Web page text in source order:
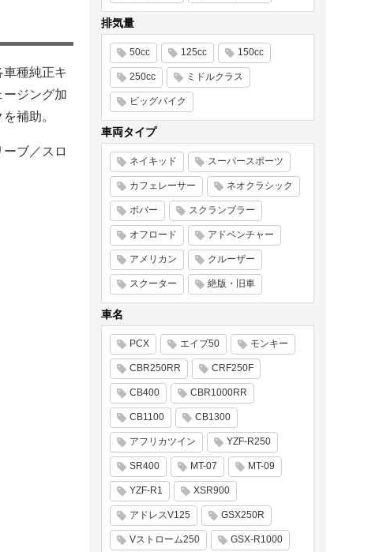
種純正キ
ジング加
補助。
ブ／スロ
排気量
50cc 125cc 150cc
250cc ミドルクラス
ビッグバイク
車両タイプ
ネイキッド スーパースポーツ
カフェレーサー ネオクラシック
ボバー スクランブラー
オフロード アドベンチャー
アメリカン クルーザー
スクーター 絶版・旧車
車名
PCX エイプ50 モンキー
CBR250RR CRF250F
CB400 CBR1000RR
CB1100 CB1300
アフリカツイン YZF-R250
SR400 MT-07 MT-09
YZF-R1 XSR900
アドレスV125 GSX250R
Vストローム250 GSX-R1000